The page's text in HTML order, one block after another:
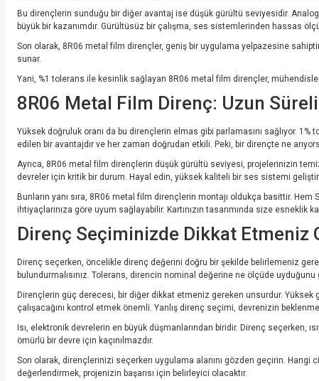
Bu dirençlerin sunduğu bir diğer avantaj ise düşük gürültü seviyesidir.
büyük bir kazanımdır. Gürültüsüz bir çalışma, ses sistemlerinden hassas
Son olarak, 8R06 metal film dirençler, geniş bir uygulama yelpazesine
sunar.
Yani, %1 tolerans ile kesinlik sağlayan 8R06 metal film dirençler,
8R06 Metal Film Direnç: Uzun
Yüksek doğruluk oranı da bu dirençlerin elmas gibi parlamasını sağlıyor.
edilen bir avantajdır ve her zaman doğrudan etkili. Peki, bir dirençte ne
Ayrıca, 8R06 metal film dirençlerin düşük gürültü seviyesi, projelerinizin
devreler için kritik bir durum. Hayal edin, yüksek kaliteli bir ses sistemi
Bunların yanı sıra, 8R06 metal film dirençlerin montajı oldukça basittir.
ihtiyaçlarınıza göre uyum sağlayabilir. Kartınızın tasarımında size esneklik
Direnç Seçiminizde Dikkat Etmeniz
Direnç seçerken, öncelikle direnç değerini doğru bir şekilde belirlemeniz
bulundurmalısınız. Tolerans, direncin nominal değerine ne ölçüde
Dirençlerin güç derecesi, bir diğer dikkat etmeniz gereken unsurdur.
çalışacağını kontrol etmek önemli. Yanlış direnç seçimi, devrenizin
Isı, elektronik devrelerin en büyük düşmanlarından biridir. Direnç seçerken,
ömürlü bir devre için kaçınılmazdır.
Son olarak, dirençlerinizi seçerken uygulama alanını gözden geçirin. Hangi
değerlendirmek, projenizin başarısı için belirleyici olacaktır.